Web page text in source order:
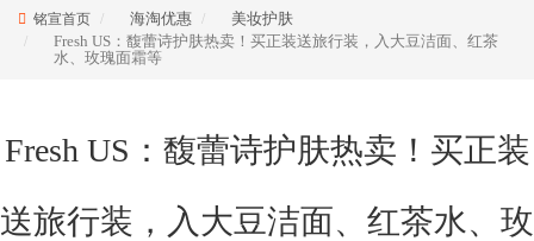
铭宣首页 海淘优惠
美妆护肤
Fresh US：馥蕾诗护肤热卖！买正装送旅行装，入大豆洁面、红茶
水、玫瑰面霜等
Fresh US：馥蕾诗护肤热卖！买正装
送旅行装，入大豆洁面、红茶水、玫